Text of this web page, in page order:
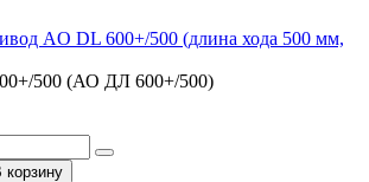
AO DL 600+/500 (длина хода 500 мм,
500 (АО ДЛ 600+/500)
корзину